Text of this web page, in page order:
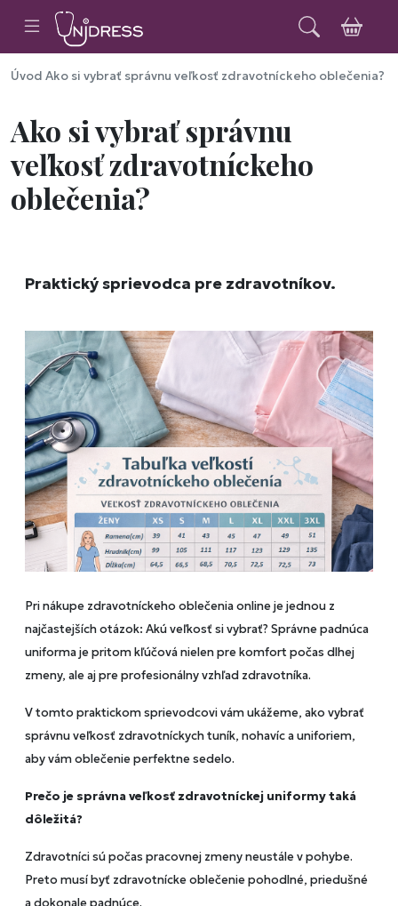
Úvod Ako si vybrať správnu veľkosť zdravotníckeho oblečenia?
Ako si vybrať správnu
veľkosť zdravotníckeho
oblečenia?
Praktický sprievodca pre zdravotníkov.
Pri nákupe zdravotníckeho oblečenia online je jednou z
najčastejších otázok: Akú veľkosť si vybrať? Správne padnúca
uniforma je pritom kľúčová nielen pre komfort počas dlhej
zmeny, ale aj pre profesionálny vzhľad zdravotníka.
V tomto praktickom sprievodcovi vám ukážeme, ako vybrať
správnu veľkosť zdravotníckych tuník, nohavíc a uniforiem,
aby vám oblečenie perfektne sedelo.
Prečo je správna veľkosť zdravotníckej uniformy taká
dôležitá?
Zdravotníci sú počas pracovnej zmeny neustále v pohybe.
Preto musí byť zdravotnícke oblečenie pohodlné, priedušné
a dokonale padnúce.